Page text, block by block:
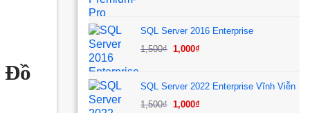
Đồ
2,500₫.
là:
2,000₫.
SQL Server 2016 Enterprise
1,500₫ Giá
1,500₫.
1,000₫Giá
là:
1,000₫.
SQL Server 2022 Enterprise Vĩnh Viễn
1,500₫ Giá
1,000₫Giá